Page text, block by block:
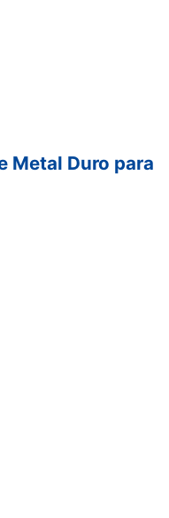
Metal Duro para